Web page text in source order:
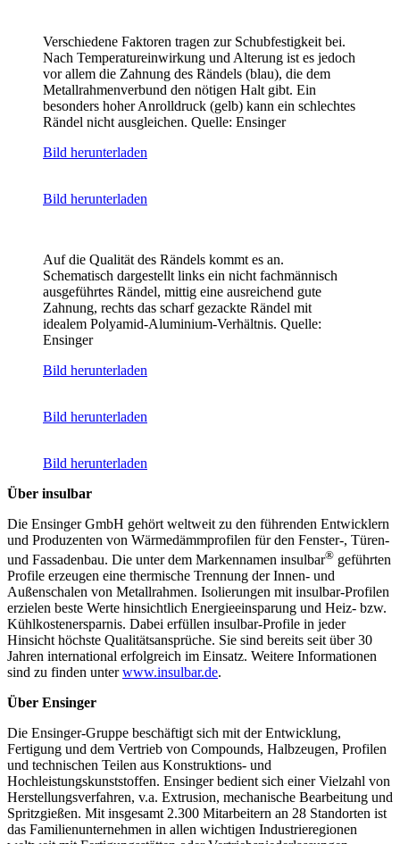
Verschiedene Faktoren tragen zur Schubfestigkeit bei.
Nach Temperatureinwirkung und Alterung ist es jedoch
vor allem die Zahnung des Rändels (blau), die dem
Metallrahmenverbund den nötigen Halt gibt. Ein
besonders hoher Anrolldruck (gelb) kann ein schlechtes
Rändel nicht ausgleichen. Quelle: Ensinger
Bild herunterladen
Bild herunterladen
Auf die Qualität des Rändels kommt es an.
Schematisch dargestellt links ein nicht fachmännisch
ausgeführtes Rändel, mittig eine ausreichend gute
Zahnung, rechts das scharf gezackte Rändel mit
idealem Polyamid-Aluminium-Verhältnis. Quelle:
Ensinger
Bild herunterladen
Bild herunterladen
Bild herunterladen
Über insulbar
Die Ensinger GmbH gehört weltweit zu den führenden Entwicklern
und Produzenten von Wärmedämmprofilen für den Fenster-, Türen-
und Fassadenbau. Die unter dem Markennamen insulbar® geführten
Profile erzeugen eine thermische Trennung der Innen- und
Außenschalen von Metallrahmen. Isolierungen mit insulbar-Profilen
erzielen beste Werte hinsichtlich Energieeinsparung und Heiz- bzw.
Kühlkostenersparnis. Dabei erfüllen insulbar-Profile in jeder
Hinsicht höchste Qualitätsansprüche. Sie sind bereits seit über 30
Jahren international erfolgreich im Einsatz. Weitere Informationen
sind zu finden unterwww.insulbar.de.
Über Ensinger
Die Ensinger-Gruppe beschäftigt sich mit der Entwicklung,
Fertigung und dem Vertrieb von Compounds, Halbzeugen, Profilen
und technischen Teilen aus Konstruktions- und
Hochleistungskunststoffen. Ensinger bedient sich einer Vielzahl von
Herstellungsverfahren, v.a. Extrusion, mechanische Bearbeitung und
Spritzgießen. Mit insgesamt 2.300 Mitarbeitern an 28 Standorten ist
das Familienunternehmen in allen wichtigen Industrieregionen